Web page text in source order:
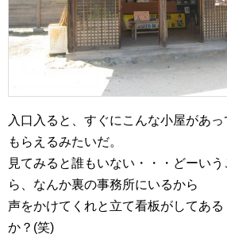
入口入ると、すぐにこんな小屋があ
もらえるみたいだ。
見てみると誰もいない・・・どーい
ら、なんか裏の事務所にいるから
声をかけてくれと立て看板がしてあ
か？(笑)